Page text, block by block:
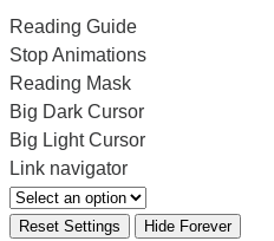
Reading Guide
Stop Animations
Reading Mask
Big Dark Cursor
Big Light Cursor
Link navigator
Reset Settings Hide Forever